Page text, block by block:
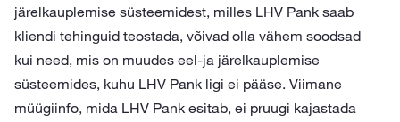
järelkauplemise süsteemidest, milles LHV Pank saab
kliendi tehinguid teostada, võivad olla vähem soodsad
kui need, mis on muudes eel-ja järelkauplemise
süsteemides, kuhu LHV Pank ligi ei pääse. Viimane
müügiinfo, mida LHV Pank esitab, ei pruugi kajastada